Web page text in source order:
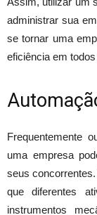
administrar sua
se tornar uma
eficiência em
Frequentemente
uma empresa
seus
que diferentes
instrumentos